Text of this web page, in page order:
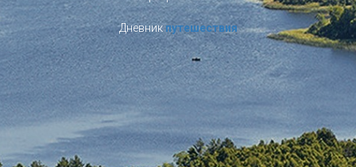
Дневникпутешествия